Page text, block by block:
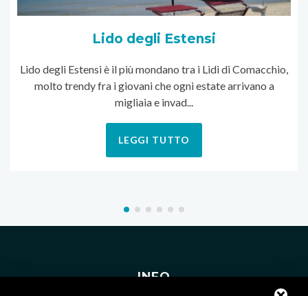
Lido degli Estensi
Lido degli Estensi è il più mondano tra i Lidi di Comacchio,
molto trendy fra i giovani che ogni estate arrivano a
migliaia e invad...
LEGGI TUTTO
INFO